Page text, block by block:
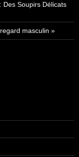
Des Soupirs Délicats
masculin »